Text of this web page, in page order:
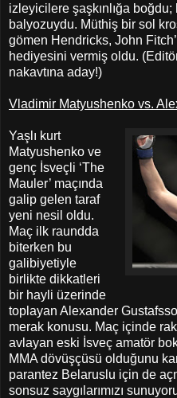
izleyicilere şaşkınlığa
balyozuydu. Müthiş bir sol
gömen Hendricks, John
hediyesini vermiş oldu.
nakavtına aday!)
Vladimir Matyushenko vs.
Yaşlı kurt
Matyushenko ve
genç İsveçli ‘The
Mauler’ maçında
galip gelen taraf
yeni nesil oldu.
Maç ilk raundda
biterken bu
galibiyetiyle
birlikte dikkatleri
bir hayli üzerinde
toplayan Alexander
merak konusu. Maç içinde
avlayan eski İsveç amatör
MMA dövüşçüsü olduğunu
parantez Belaruslu için de
sonsuz saygılarımızı